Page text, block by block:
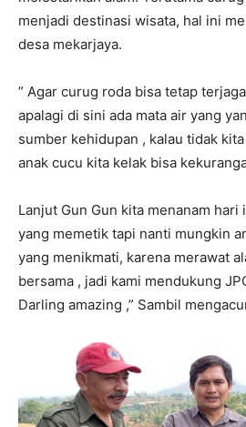
menjadi destinasi wisata, hal ini
desa mekarjaya.
” Agar curug roda bisa tetap
apalagi di sini ada mata air yang
sumber kehidupan , kalau tidak
anak cucu kita kelak bisa
Lanjut Gun Gun kita menanam
yang memetik tapi nanti mungkin
yang menikmati, karena merawat
bersama , jadi kami mendukung
Darling amazing ,” Sambil